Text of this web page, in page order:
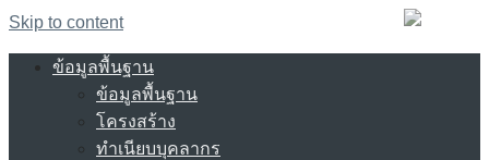
Skip to content
ข้อมูลพื้นฐาน
ข้อมูลพื้นฐาน
โครงสร้าง
ทำเนียบบุคลากร